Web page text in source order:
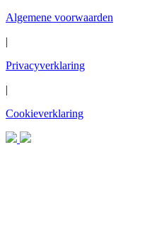
Algemene voorwaarden
|
Privacyverklaring
|
Cookieverklaring